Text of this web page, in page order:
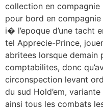
collection en
pour bord en
i� l’epoque d’une tacht
tel Apprecie-Prince,
abritees lorsque demain
comptabilites, donc
circonspection levant
du sud Hold’em,
ainsi tous les combats